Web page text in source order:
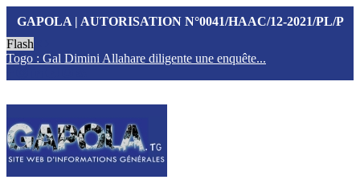
GAPOLA | AUTORISATION N°0041/HAAC/12-2021/PL/P
Flash
Togo : Gal Dimini Allahare diligente une enquête...